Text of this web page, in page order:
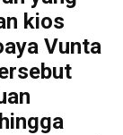
kios
Vunta